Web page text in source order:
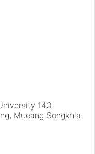
140
Mueang Songkhla